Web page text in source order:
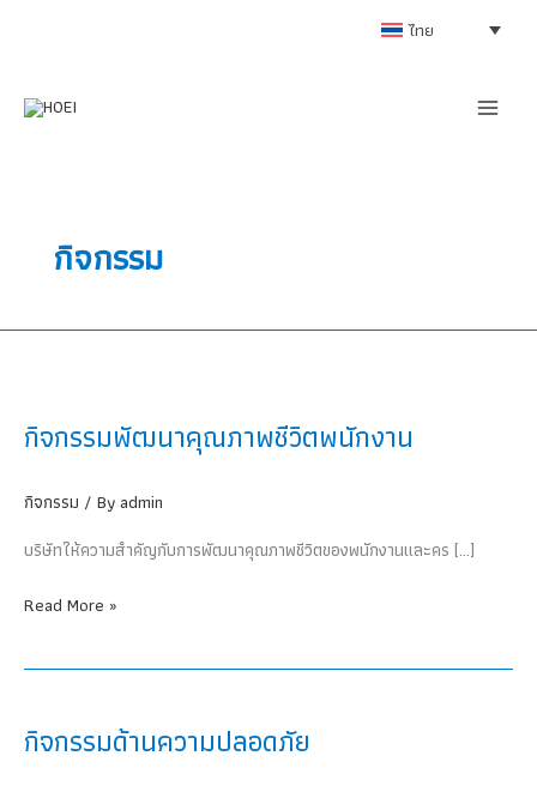
ไทย
กิจกรรม
กิจกรรมพัฒนาคุณภาพชีวิตพนักงาน
กิจกรรม / Byadmin
บริษัทให้ความสำคัญกับการพัฒนาคุณภาพชีวิตของพนักงานและคร […]
กิจกรรม
คุณภาพ
Read More »
กิจกรรมด้านความปลอดภัย